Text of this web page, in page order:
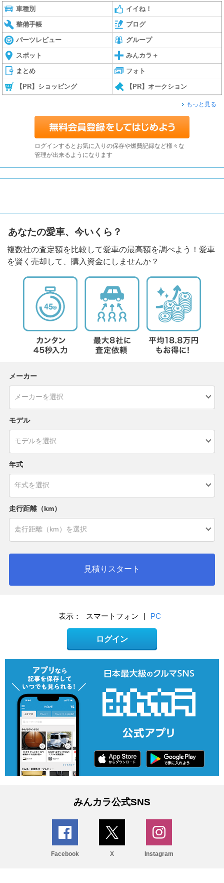
車種別 イイね！
整備手帳 ブログ
パーツレビュー グループ
スポット みんカラ＋
まとめ フォト
【PR】ショッピング 【PR】オークション
もっと見る
ログインするとお気に入りの保存や燃費記録など様々な
管理が出来るようになります
あなたの愛車、今いくら？
複数社の査定額を比較して愛車の最高額を調べよう！愛車
を賢く売却して、購入資金にしませんか？
メーカー
モデル
年式
走行距離（km）
見積りスタート
表示： スマートフォン | PC
ログイン
みんカラ公式SNS
Facebook X Instagram